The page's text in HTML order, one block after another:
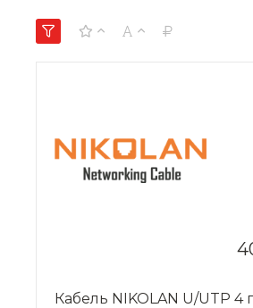
Кабель NIKOLAN U/UTP 4